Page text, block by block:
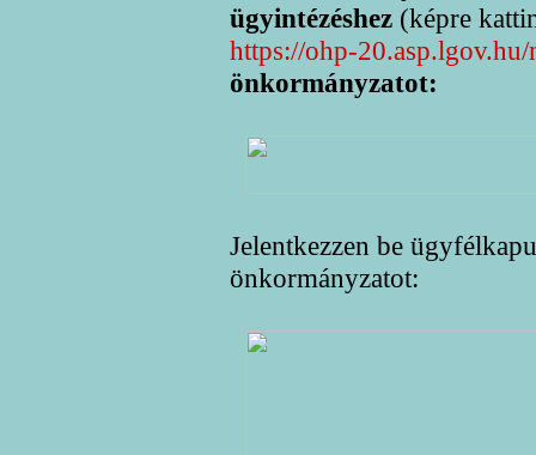
ügyintézéshez(képre
https://ohp-
önkormányzatot:
Jelentkezzen be
önkormányzatot: